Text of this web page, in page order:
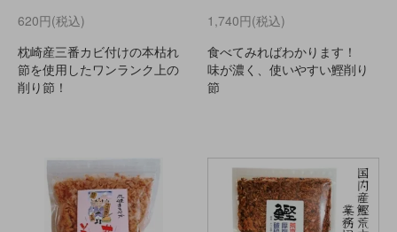
620円(税込)
枕崎産三番カビ付けの本枯れ
節を使用したワンランク上の
削り節！
1,740円(税込)
食べてみればわかります！
味が濃く、使いやすい鰹削り
節